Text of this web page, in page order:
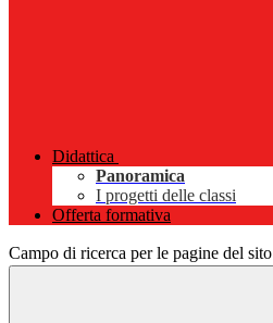
Didattica
Panoramica
I progetti delle classi
Offerta formativa
Campo di ricerca per le pagine del sito